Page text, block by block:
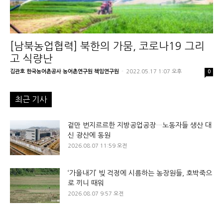
[남북농업협력] 북한의 가뭄, 코로나19 그리
고 식량난
김관호 한국농어촌공사 농어촌연구원 책임연구원 - 2022.05.17 1:07 오후 0
최근 기사
겉만 번지르르한 지방공업공장…노동자들 생산 대
신 광산에 동원
2026.08.07 11:59 오전
‘가을내기’ 빚 걱정에 시름하는 농장원들, 호박죽으
로 끼니 때워
2026.08.07 9:57 오전